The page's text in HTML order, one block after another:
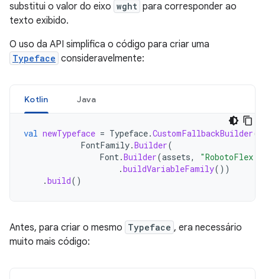
substitui o valor do eixo wght para corresponder ao
texto exibido.
O uso da API simplifica o código para criar uma
Typeface consideravelmente:
Kotlin Java
val newTypeface = Typeface.CustomFallbackBuilder(
FontFamily.Builder(
Font.Builder(assets,
.buildVariableFamily())
.build()
Antes, para criar o mesmo Typeface , era necessário
muito mais código: